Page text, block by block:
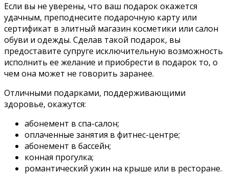
Если вы не уверены, что ваш подарок окажется
удачным, преподнесите подарочную карту или
сертификат в элитный магазин косметики или салон
обуви и одежды. Сделав такой подарок, вы
предоставите супруге исключительную возможность
исполнить ее желание и приобрести в подарок то, о
чем она может не говорить заранее.
Отличными подарками, поддерживающими
здоровье, окажутся:
абонемент в спа-салон;
оплаченные занятия в фитнес-центре;
абонемент в бассейн;
конная прогулка;
романтический ужин на крыше или в ресторане.